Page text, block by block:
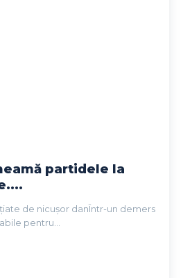
partidele la
de nicușor danÎntr-un demers
pentru...